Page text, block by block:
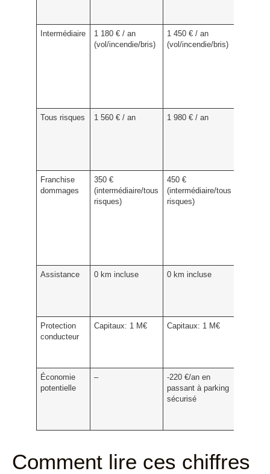
Intermédiaire
1 180 € / an
(vol/incendie/bris)
1 450 € / an
(vol/incendie/bris)
Tous risques 1 560 € / an 1 980 € / an
Franchise
dommages
350 €
(intermédiaire/tous
risques)
450 €
(intermédiaire/tous
risques)
Assistance 0 km incluse 0 km incluse
Protection
conducteur
Capitaux: 1 M€ Capitaux: 1 M€
Économie
potentielle
– -220 €/an en
passant à parking
sécurisé
Comment lire ces chiffres